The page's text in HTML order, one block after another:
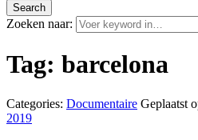
Search
Zoeken naar:
Tag: barcelona
Categories: Documentaire Geplaatst
2019